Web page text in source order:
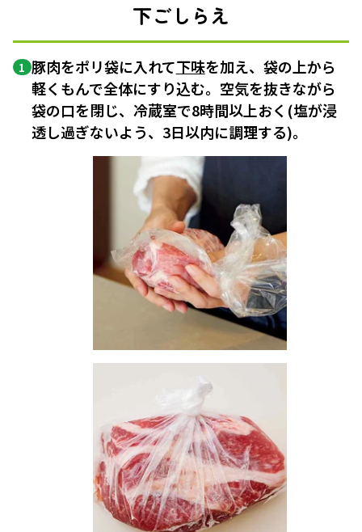
下ごしらえ
1 豚肉をポリ袋に入れて下味を加え、袋の上から
軽くもんで全体にすり込む。空気を抜きながら
袋の口を閉じ、冷蔵室で8時間以上おく(塩が浸
透し過ぎないよう、3日以内に調理する)。